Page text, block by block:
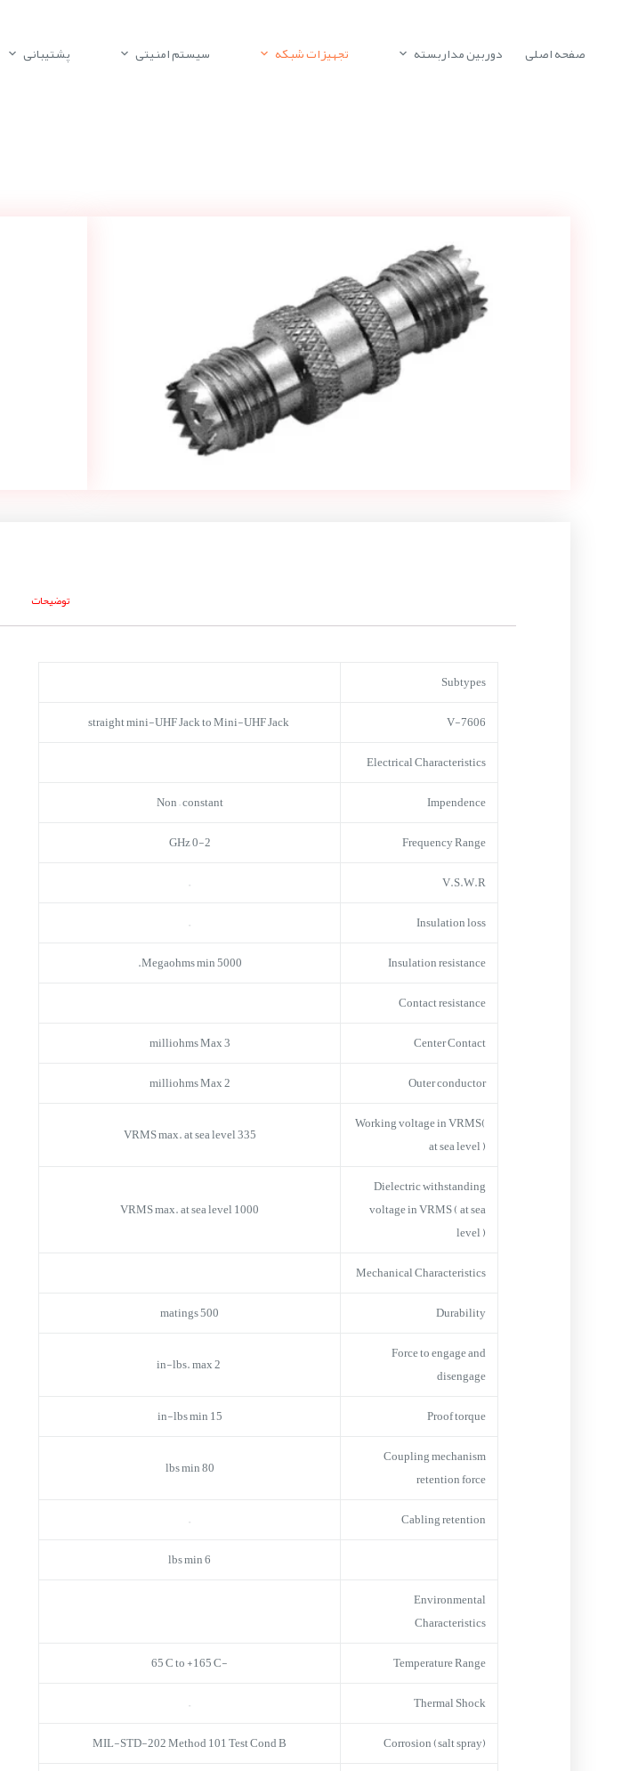
صفحه اصلی دوربین مداربسته تجهیزات شبکه سیستم امنیتی پشتیبانی
توضیحات
Subtypes
V-7606
Electrical Characteristics
Impendence
Non – constant
Frequency Range
0-2 GHz
V.S.W.R
–
Insulation loss
–
Insulation resistance
5000 Megaohms min.
Contact resistance
Center Contact
3 milliohms Max
Outer conductor
2 milliohms Max
Working voltage in VRMS(
at sea level )
335 VRMS max. at sea level
Dielectric withstanding
voltage in VRMS ( at sea
level )
1000 VRMS max. at sea level
Mechanical Characteristics
Durability
500 matings
Force to engage and
disengage
Proof torque
15 in-lbs min
Coupling mechanism
retention force
80 lbs min
Cabling retention
–
6 lbs min
Environmental
Characteristics
Temperature Range
-65°C to +165°C
Thermal Shock
–
Corrosion (salt spray)
MIL-STD-202 Method 101 Test Cond B